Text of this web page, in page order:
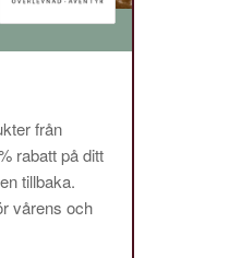
från
rabatt på ditt
tillbaka.
vårens och